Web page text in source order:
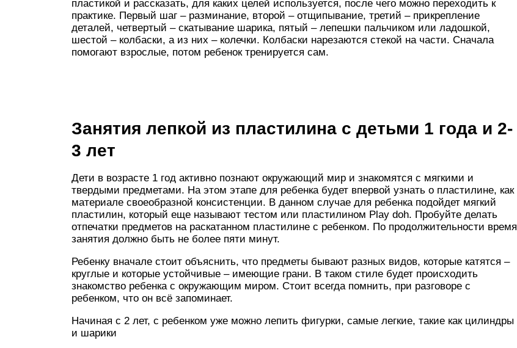
пластикой и рассказать, для каких целей используется, после чего можно переходить к
практике. Первый шаг – разминание, второй – отщипывание, третий – прикрепление
деталей, четвертый – скатывание шарика, пятый – лепешки пальчиком или ладошкой,
шестой – колбаски, а из них – колечки. Колбаски нарезаются стекой на части. Сначала
помогают взрослые, потом ребенок тренируется сам.
Занятия лепкой из пластилина с детьми 1 года и 2-
3 лет
Дети в возрасте 1 год активно познают окружающий мир и знакомятся с мягкими и
твердыми предметами. На этом этапе для ребенка будет впервой узнать о пластилине, как
материале своеобразной консистенции. В данном случае для ребенка подойдет мягкий
пластилин, который еще называют тестом или пластилином Play doh. Пробуйте делать
отпечатки предметов на раскатанном пластилине с ребенком. По продолжительности время
занятия должно быть не более пяти минут.
Ребенку вначале стоит объяснить, что предметы бывают разных видов, которые катятся –
круглые и которые устойчивые – имеющие грани. В таком стиле будет происходить
знакомство ребенка с окружающим миром. Стоит всегда помнить, при разговоре с
ребенком, что он всё запоминает.
Начиная с 2 лет, с ребенком уже можно лепить фигурки, самые легкие, такие как цилиндры
и шарики